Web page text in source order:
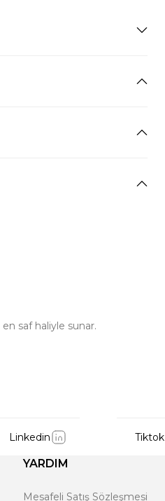
saf haliyle sunar.
Linkedin Tiktok
YARDIM
Mesafeli Satış Sözleşmesi